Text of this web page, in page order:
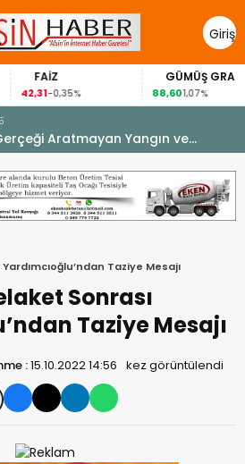
Giriş
Yap
-0,35%
GÜMÜŞ GRAM
1,07%
Aratmayan Yangın ve
Taziye Mesajı
Sonrası
Taziye Mesajı
:15.10.2022 14:56 kez görüntülendi